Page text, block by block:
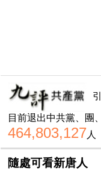
目前退出中共黨、團
464,803,127人
隨處可看新唐人